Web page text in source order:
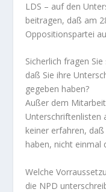
LDS – auf den
beitragen, daß am
Oppositionspartei
Sicherlich fragen
daß Sie ihre
gegeben haben?
Außer dem
Unterschriftenlisten
keiner erfahren,
haben, nicht einmal
Welche
die NPD